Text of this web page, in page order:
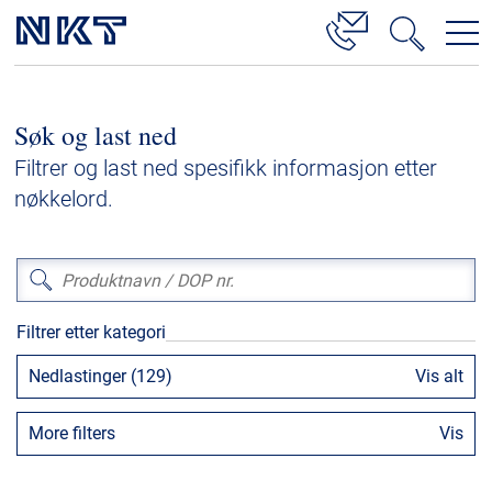
Høyspenningskabelløsninger
Kabelservice
Lavspenning
Høyspenningskabeltilbehør
Mellomspenningskabeltilbehør
Referanser
Nedlastinger
Søk og last ned
Filtrer og last ned spesifikk informasjon etter
nøkkelord.
Filtrer etter kategori
Nedlastinger (129) Vis alt
More filters Vis